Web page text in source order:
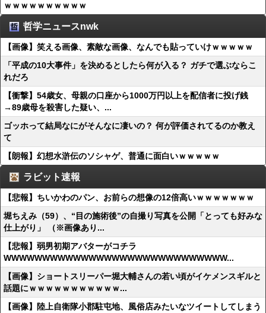
ｗｗｗｗｗｗｗｗｗｗ
哲学ニュースnwk
【画像】笑える画像、素敵な画像、なんでも貼っていけｗｗｗｗｗ
「平成の10大事件」を決めるとしたら何が入る？ ガチで選ぶならこ
れだろ
【衝撃】54歳女、母親の口座から1000万円以上を配信者に投げ銭
→89歳母を殺害した疑い、...
ゴッホって結局なにがそんなに凄いの？ 何が評価されてるのか教え
て
【朗報】幻想水滸伝のソシャゲ、普通に面白いｗｗｗｗｗ
ラビット速報
【悲報】ちいかわのパン、お前らの想像の12倍高いｗｗｗｗｗｗｗ
堀ちえみ（59）、“目の施術後”の自撮り写真を公開「とっても好みな
仕上がり」 （※画像あり...
【悲報】弱男初期アバターがコチラ
WWWWWWWWWWWWWWWWWWWWWWWWWWWWW...
【画像】ショートスリーパー堀大輔さんの若い頃がイケメンスギルと
話題にｗｗｗｗｗｗｗｗｗｗｗ...
【画像】陸上自衛隊小郡駐屯地、風俗店みたいなツイートしてしまう